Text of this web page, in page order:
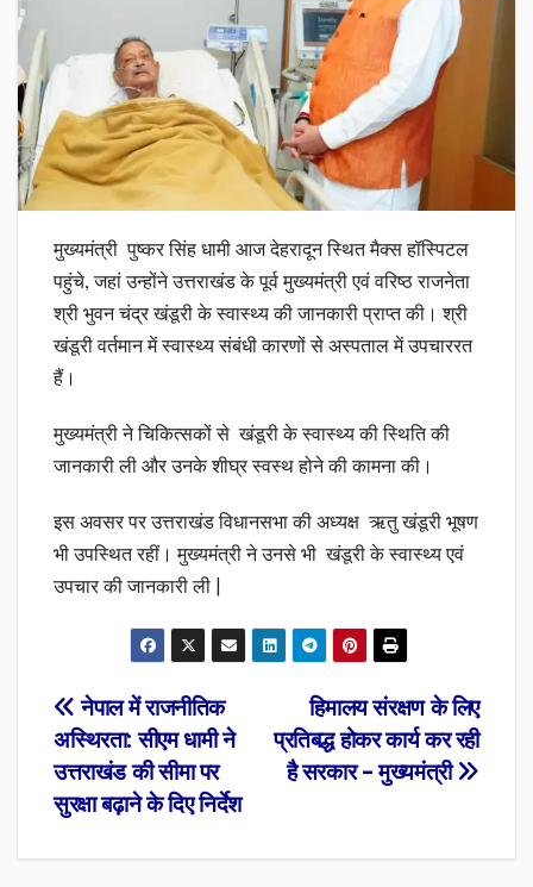
मुख्यमंत्री पुष्कर सिंह धामी आज देहरादून स्थित मैक्स हॉस्पिटल
पहुंचे, जहां उन्होंने उत्तराखंड के पूर्व मुख्यमंत्री एवं वरिष्ठ राजनेता
श्री भुवन चंद्र खंडूरी के स्वास्थ्य की जानकारी प्राप्त की। श्री
खंडूरी वर्तमान में स्वास्थ्य संबंधी कारणों से अस्पताल में उपचाररत
हैं।
मुख्यमंत्री ने चिकित्सकों से खंडूरी के स्वास्थ्य की स्थिति की
जानकारी ली और उनके शीघ्र स्वस्थ होने की कामना की।
इस अवसर पर उत्तराखंड विधानसभा की अध्यक्ष ऋतु खंडूरी भूषण
भी उपस्थित रहीं। मुख्यमंत्री ने उनसे भी खंडूरी के स्वास्थ्य एवं
उपचार की जानकारी ली |
Post
navigation
हिमालय संरक्षण के लिए
प्रतिबद्ध होकर कार्य कर रही
है सरकार – मुख्यमंत्री
नेपाल में राजनीतिक
अस्थिरता: सीएम धामी ने
उत्तराखंड की सीमा पर
सुरक्षा बढ़ाने के दिए निर्देश